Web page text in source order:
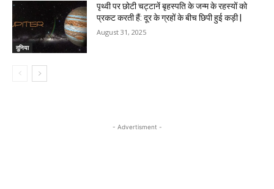
दुनिया
पृथ्वी पर छोटी चट्टानें बृहस्पति के जन्म के रहस्यों को
प्रकट करती हैं: दूर के ग्रहों के बीच छिपी हुई कड़ी |
August 31, 2025
- Advertisment -